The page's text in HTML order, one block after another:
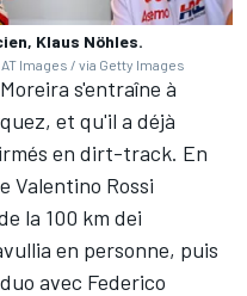
Klaus Nöhles.
Images / via Getty Images
s'entraîne à
et qu'il a déjà
en dirt-track. En
Valentino Rossi
la 100 km dei
en personne, puis
avec Federico